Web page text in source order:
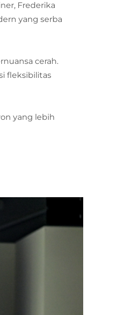
Frederika
yang serba
cerah.
fleksibilitas
yang lebih